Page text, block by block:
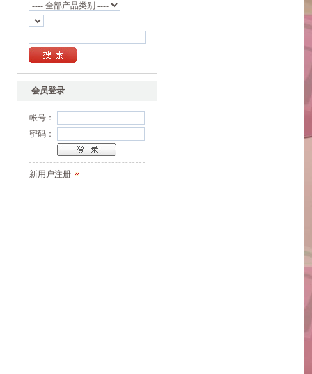
会员登录
帐号：
密码：
新用户注册